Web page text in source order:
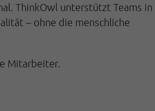
ThinkOwl unterstützt Teams in
– ohne die menschliche
Mitarbeiter.